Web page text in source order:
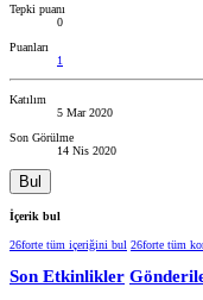
Tepki puanı
0
Puanları
1
Katılım
5 Mar 2020
Son Görülme
14 Nis 2020
Bul
İçerik bul
26forte tüm içeriğini bul 26forte tüm
Son Etkinlikler